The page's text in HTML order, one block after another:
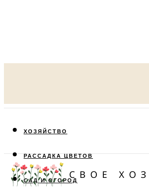
ХОЗЯЙСТВО
РАССАДКА ЦВЕТОВ
САД И ОГОРОД